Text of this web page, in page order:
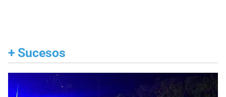
+ Sucesos